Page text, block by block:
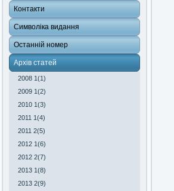
Контакти
Символіка видання
Останній номер
Архів статей
2008 1(1)
2009 1(2)
2010 1(3)
2011 1(4)
2011 2(5)
2012 1(6)
2012 2(7)
2013 1(8)
2013 2(9)